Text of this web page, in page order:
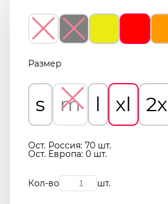
Размер
s m l xl
Ост. Россия: 70 шт.
Ост. Европа: 0 шт.
Кол-во шт.